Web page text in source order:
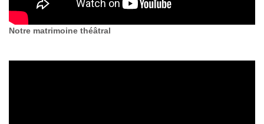
Notre matrimoine théâtral